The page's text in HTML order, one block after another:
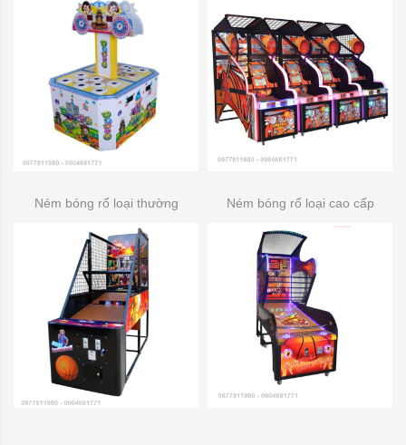
Ném bóng rổ loại thường Ném bóng rổ loại cao cấp